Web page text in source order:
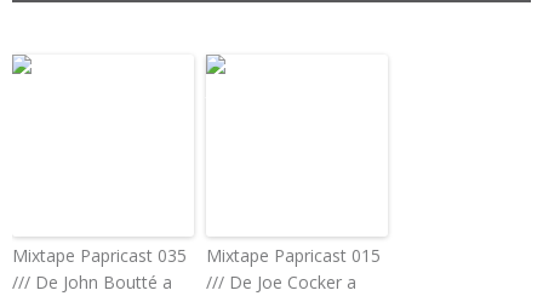
Mixtape Papricast 035
/// De John Boutté a
Mixtape Papricast 015
/// De Joe Cocker a